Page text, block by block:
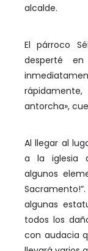
alcalde.
El párroco
desperté
antorcha»,
Al llegar al
a la iglesia
algunos
algunas
todos los
con audacia